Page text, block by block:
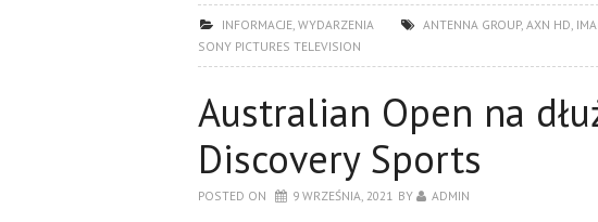
INFORMACJE, WYDARZENIA ANTENNA GROUP, AXN HD
SONY PICTURES TELEVISION
Australian Open na
Discovery Sports
POSTED ON 9 WRZEŚNIA, 2021 BY ADMIN